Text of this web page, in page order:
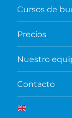
Cursos de
Precios
Nuestro
Contacto